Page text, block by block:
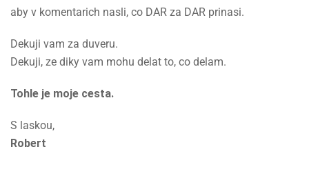
aby v komentarich nasli, co DAR za DAR prinasi.
Dekuji vam za duveru.
Dekuji, ze diky vam mohu delat to, co delam.
Tohle je moje cesta.
S laskou,
Robert